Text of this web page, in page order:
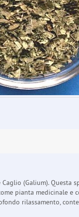
(Galium).
pianta medicinale
rilassamento,